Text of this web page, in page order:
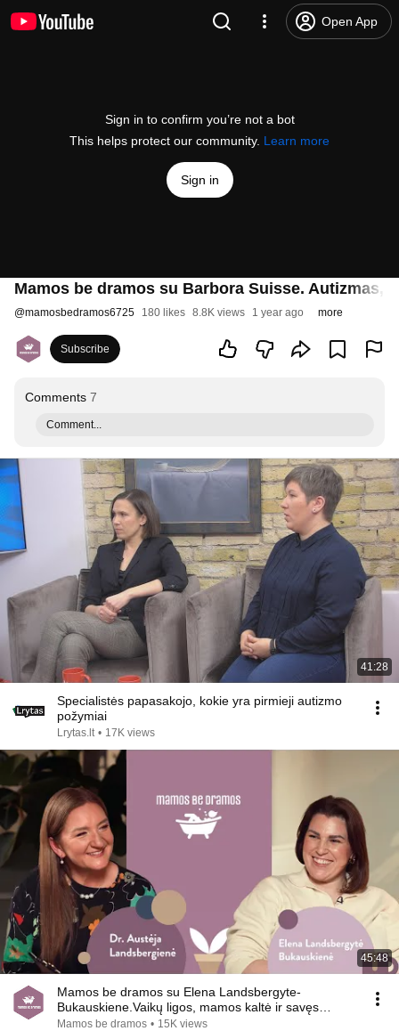
Open App
Sign in to confirm you’re not a bot
This helps protect our community. Learn more
Sign in
Mamos be dramos su Barbora Suisse.
@mamosbedramos6725 180 likes 8.8K views 1 year ago more
Subscribe
Comments 7
Comment...
41:28
Specialistės papasakojo, kokie yra pirmieji autizmo
požymiai
Lrytas.lt • 17K views
45:48
Mamos be dramos su Elena Landsbergyte-
Bukauskiene.Vaikų ligos, mamos kaltė ir savęs
atradimas naujai
Mamos be dramos • 15K views